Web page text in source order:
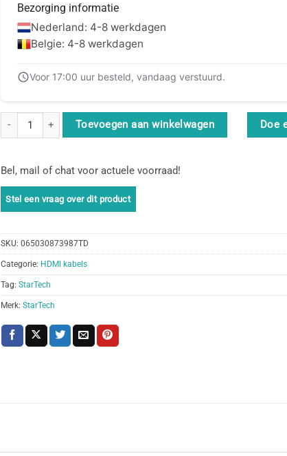
Bezorging informatie
Nederland: 4-8 werkdagen
Belgie: 4-8 werkdagen
Voor 17:00 uur besteld, vandaag verstuurd.
StarTech.com HDMM5MP HDMI kabel 5 m HDMI Type A
Toevoegen aan winkelwagen Doe
Bel, mail of chat voor actuele voorraad!
SKU: 065030873987TD
Categorie: HDMI kabels
Tag: StarTech
Merk: StarTech